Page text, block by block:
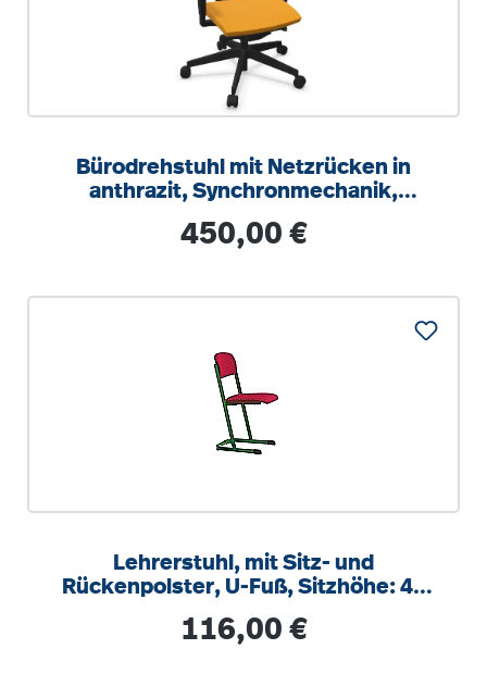
Bürodrehstuhl mit Netzrücken in
anthrazit, Synchronmechanik,
Regulärer Preis:
450,00 €
Lehrerstuhl, mit Sitz- und
Rückenpolster, U-Fuß, Sitzhöhe: 46
Regulärer Preis:
116,00 €